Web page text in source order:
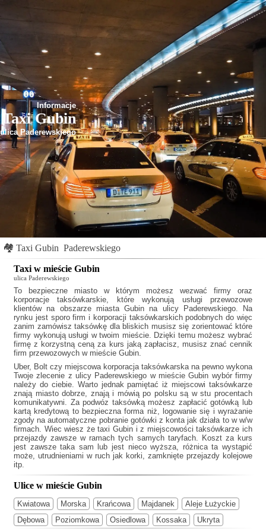
Informacje
Taxi Gubin
ulica Paderewskiego
🏘 Taxi Gubin Paderewskiego
Taxi w mieście Gubin
ulica Paderewskiego
To bezpieczne miasto w którym możesz wezwać firmy oraz
korporacje taksówkarskie, które wykonują usługi przewozowe
klientów na obszarze miasta Gubin na ulicy Paderewskiego. Na
rynku jest sporo firm i korporacji taksówkarskich podobnych do więc
zanim zamówisz taksówkę dla bliskich musisz się zorientować które
firmy wykonują usługi w twoim mieście. Dzięki temu możesz wybrać
firmę z korzystną ceną za kurs jaką zapłacisz, musisz znać cennik
firm przewozowych w mieście Gubin.
Uber, Bolt czy miejscowa korporacja taksówkarska na pewno wykona
Twoje zlecenie z ulicy Paderewskiego w mieście Gubin wybór firmy
należy do ciebie. Warto jednak pamiętać iż miejscowi taksówkarze
znają miasto dobrze, znają i mówią po polsku są w stu procentach
komunikatywni. Za podwóz taksówką możesz zapłacić gotówką lub
kartą kredytową to bezpieczna forma niż, logowanie się i wyrażanie
zgody na automatyczne pobranie gotówki z konta jak działa to w w/w
firmach. Wiec wiesz żetaxi Gubin i z miejscowości taksówkarze ich
przejazdy zawsze w ramach tych samych taryfach. Koszt za kurs
jest zawsze taka sam lub jest nieco wyższa, różnica ta wystąpić
może, utrudnieniami w ruch jak korki, zamknięte przejazdy kolejowe
itp.
Ulice w mieście Gubin
Kwiatowa Morska Krańcowa Majdanek
Aleje Łużyckie
Dębowa
Poziomkowa Osiedlowa Kossaka Ukryta